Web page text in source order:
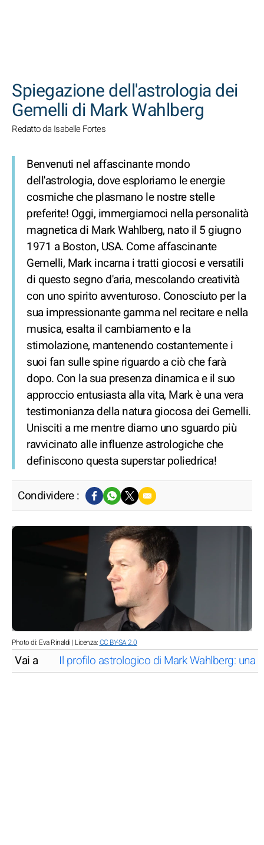
Spiegazione dell'astrologia dei
Gemelli di Mark Wahlberg
Redatto da Isabelle Fortes
Benvenuti nel affascinante mondo
dell'astrologia, dove esploriamo le energie
cosmiche che plasmano le nostre stelle
preferite! Oggi, immergiamoci nella personalità
magnetica di Mark Wahlberg, nato il 5 giugno
1971 a Boston, USA. Come affascinante
Gemelli, Mark incarna i tratti giocosi e versatili
di questo segno d'aria, mescolando creatività
con uno spirito avventuroso. Conosciuto per la
sua impressionante gamma nel recitare e nella
musica, esalta il cambiamento e la
stimolazione, mantenendo costantemente i
suoi fan sulle spine riguardo a ciò che farà
dopo. Con la sua presenza dinamica e il suo
approccio entusiasta alla vita, Mark è una vera
testimonianza della natura giocosa dei Gemelli.
Unisciti a me mentre diamo uno sguardo più
ravvicinato alle influenze astrologiche che
definiscono questa superstar poliedrica!
Condividere :
Photo di: Eva Rinaldi | Licenza:CC BY-SA 2.0
Vai a Il profilo astrologico di Mark Wahlberg: una